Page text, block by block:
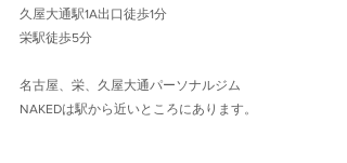
久屋大通駅1A出口徒歩1分
栄駅徒歩5分
名古屋、栄、久屋大通パーソナルジム
NAKEDは駅から近いところにあります。